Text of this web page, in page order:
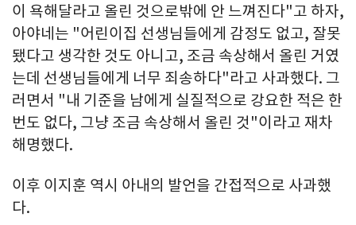
이 욕해달라고 올린 것으로밖에 안 느껴진다"고 하자,
아야네는 "어린이집 선생님들에게 감정도 없고, 잘못
됐다고 생각한 것도 아니고, 조금 속상해서 올린 거였
는데 선생님들에게 너무 죄송하다"라고 사과했다. 그
러면서 "내 기준을 남에게 실질적으로 강요한 적은 한
번도 없다, 그냥 조금 속상해서 올린 것"이라고 재차
해명했다.
이후 이지훈 역시 아내의 발언을 간접적으로 사과했
다.